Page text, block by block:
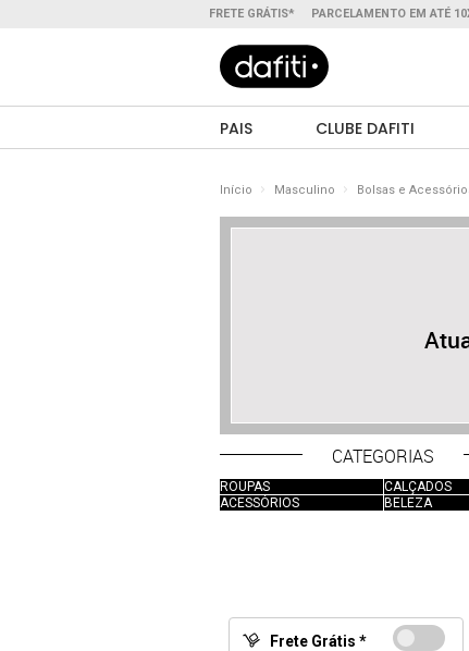
FRETE GRÁTIS* PARCELAMENTO EM ATÉ
PAIS CLUBE DAFITI
Início Masculino Bolsas e
CATEGORIAS
ROUPAS
CALÇADOS
ACESSÓRIOS
BELEZA
Frete Grátis *